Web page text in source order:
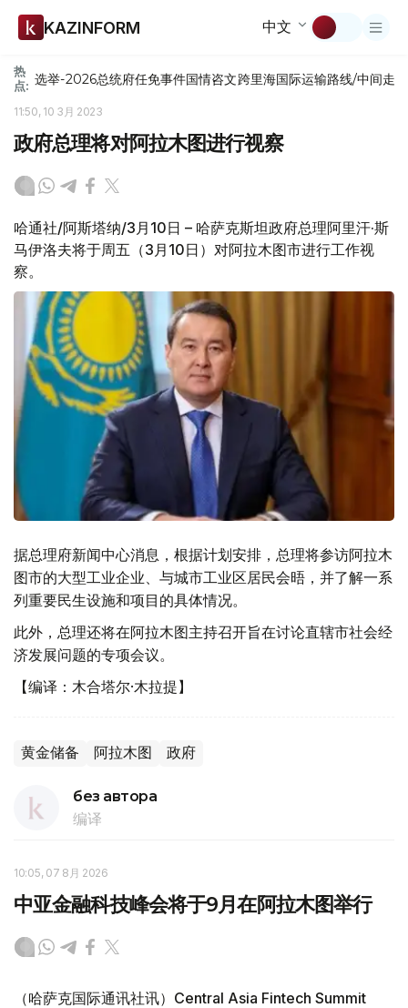
KAZINFORM 中文
热
点: 选举-2026总统府任免事件国情咨文跨里海国际运输路线/中间走廊
11:50, 10 3月 2023
政府总理将对阿拉木图进行视察
哈通社/阿斯塔纳/3月10日 – 哈萨克斯坦政府总理阿里汗·斯
马伊洛夫将于周五（3月10日）对阿拉木图市进行工作视
察。
据总理府新闻中心消息，根据计划安排，总理将参访阿拉木
图市的大型工业企业、与城市工业区居民会晤，并了解一系
列重要民生设施和项目的具体情况。
此外，总理还将在阿拉木图主持召开旨在讨论直辖市社会经
济发展问题的专项会议。
【编译：木合塔尔·木拉提】
黄金储备 阿拉木图 政府
без автора
编译
10:05, 07 8月 2026
中亚金融科技峰会将于9月在阿拉木图举行
（哈萨克国际通讯社讯）Central Asia Fintech Summit